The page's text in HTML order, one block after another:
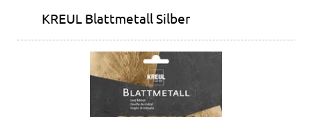
KREUL Blattmetall Silber